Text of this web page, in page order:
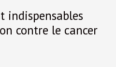
indispensables
contre le cancer